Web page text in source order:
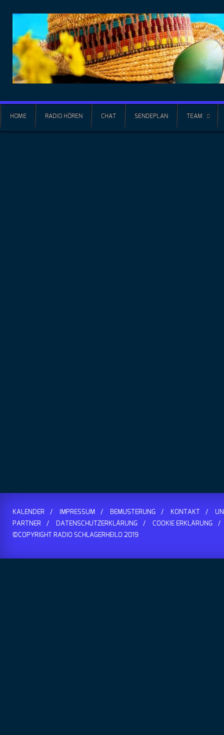
HOME RADIO HÖREN CHAT SENDEPLAN TEAM
KALENDER IMPRESSUM BEMUSTERUNG KONTAKT
PARTNER
DATENSCHUTZERKLÄRUNG
COOKIE ERKLÄRUNG
©COPYRIGHT RADIO SCHLAGERHEILO 2019